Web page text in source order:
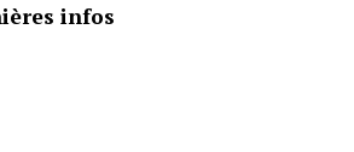
infos